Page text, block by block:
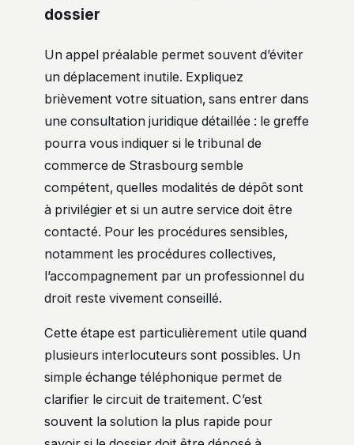
dossier
Un appel préalable permet souvent d’éviter
un déplacement inutile. Expliquez
brièvement votre situation, sans entrer dans
une consultation juridique détaillée : le greffe
pourra vous indiquer si le tribunal de
commerce de Strasbourg semble
compétent, quelles modalités de dépôt sont
à privilégier et si un autre service doit être
contacté. Pour les procédures sensibles,
notamment les procédures collectives,
l’accompagnement par un professionnel du
droit reste vivement conseillé.
Cette étape est particulièrement utile quand
plusieurs interlocuteurs sont possibles. Un
simple échange téléphonique permet de
clarifier le circuit de traitement. C’est
souvent la solution la plus rapide pour